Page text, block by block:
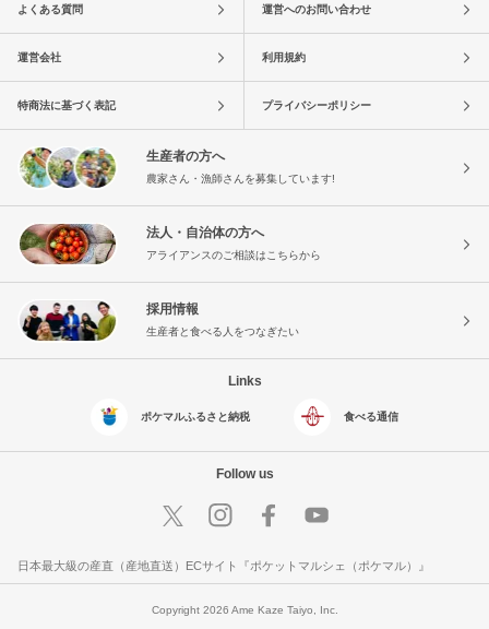
よくある質問 運営へのお問い合わせ
運営会社 利用規約
特商法に基づく表記 プライバシーポリシー
生産者の方へ
農家さん・漁師さんを募集しています!
法人・自治体の方へ
アライアンスのご相談はこちらから
採用情報
生産者と食べる人をつなぎたい
Links
ポケマルふるさと納税 食べる通信
Follow us
日本最大級の産直（産地直送）ECサイト『ポケットマルシェ（ポケマル）』
Copyright 2026 Ame Kaze Taiyo, Inc.